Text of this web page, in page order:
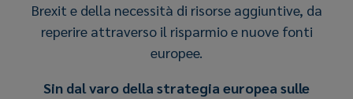
Brexit e della necessità di risorse aggiuntive, da
reperire attraverso il risparmio e nuove fonti
europee.
Sin dal varo della strategia europea sulle